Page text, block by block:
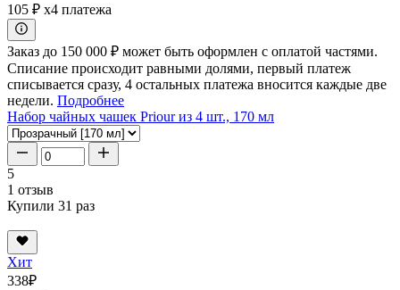
105 ₽ x4 платежа
Заказ до 150 000 ₽ может быть оформлен с оплатой частями.
Списание происходит равными долями, первый платеж
списывается сразу, 4 остальных платежа вносится каждые две
недели. Подробнее
Набор чайных чашек Priour из 4 шт., 170 мл
5
1 отзыв
Купили 31 раз
Хит
338₽